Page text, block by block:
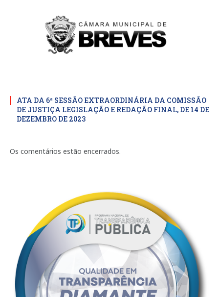
ATA DA 6ª SESSÃO EXTRAORDINÁRIA DA COMISSÃO
DE JUSTIÇA LEGISLAÇÃO E REDAÇÃO FINAL, DE 14 DE
DEZEMBRO DE 2023
Os comentários estão encerrados.